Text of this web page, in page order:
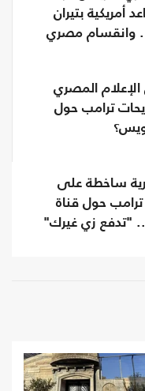
أمريكية بتيران
وانقسام مصري
الإعلام المصري
ترامب حول
ساخطة على
حول قناة
"تدفع زي غيرك"